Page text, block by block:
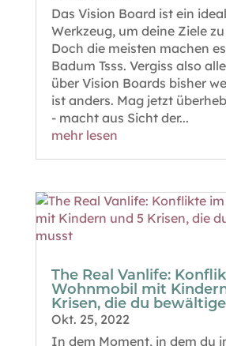
Das Vision Board ist ein
Werkzeug, um deine Ziele
Doch die meisten machen
Badum Tsss. Vergiss also
über Vision Boards bisher
ist anders. Mag jetzt
- macht aus Sicht der...
mehr lesen
The Real Vanlife:
Wohnmobil mit
Krisen, die du
Okt. 25, 2022
In dem Moment, in dem du